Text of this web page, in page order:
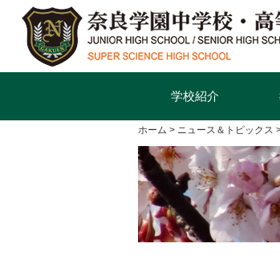
学校紹介
ホーム ニュース＆トピックス